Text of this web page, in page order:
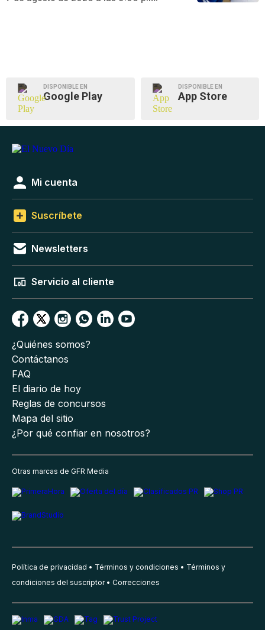
DISPONIBLE EN
Google Play
DISPONIBLE EN
App Store
Mi cuenta
Suscríbete
Newsletters
Servicio al cliente
¿Quiénes somos?
Contáctanos
FAQ
El diario de hoy
Reglas de concursos
Mapa del sitio
¿Por qué confiar en nosotros?
Otras marcas de GFR Media
Política de privacidad Términos y condiciones
Términos y
condiciones del suscriptor
Correcciones